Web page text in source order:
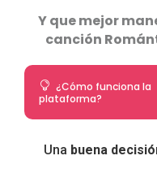
Y que mejor
canción
 ¿Cómo funciona la
plataforma?
Una buena